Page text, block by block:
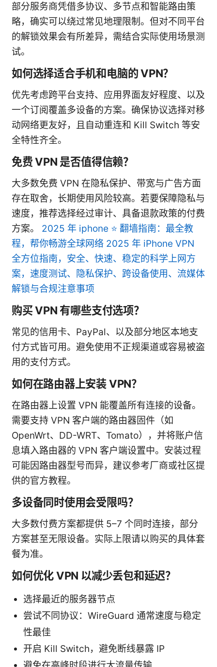
部分服务商凭借多协议、多节点和智能路由策
略，确实可以绕过常见地理限制。但对不同平台
的解锁效果会有所差异，需结合实际使用场景测
试。
如何选择适合手机和电脑的 VPN？
优先考虑跨平台支持、应用界面友好程度、以及
一个订阅覆盖多设备的方案。确保协议选择对移
动网络更友好，且自动重连和 Kill Switch 等安
全特性齐全。
免费 VPN 是否值得信赖？
大多数免费 VPN 在隐私保护、带宽与广告方面
存在取舍，长期使用风险较高。若要保障隐私与
速度，推荐选择经过审计、具备退款政策的付费
方案。 2025 年 iphone ⭐ 翻墙指南：最全教
程，帮你畅游全球网络 2025 年 iPhone VPN
全方位指南，安全、快速、稳定的科学上网方
案，速度测试、隐私保护、跨设备使用、流媒体
解锁与合规注意事项
购买 VPN 有哪些支付选项？
常见的信用卡、PayPal、以及部分地区本地支
付方式皆可用。避免使用不正规渠道或容易被盗
用的支付方式。
如何在路由器上安装 VPN？
在路由器上设置 VPN 能覆盖所有连接的设备。
需要支持 VPN 客户端的路由器固件（如
OpenWrt、DD-WRT、Tomato），并将账户信
息填入路由器的 VPN 客户端设置中。安装过程
可能因路由器型号而异，建议参考厂商或社区提
供的官方教程。
多设备同时使用会受限吗？
大多数付费方案都提供 5–7 个同时连接，部分
方案甚至无限设备。实际上限请以购买的具体套
餐为准。
如何优化 VPN 以减少丢包和延迟？
选择最近的服务器节点
尝试不同协议：WireGuard 通常速度与稳定
性最佳
开启 Kill Switch，避免断线暴露 IP